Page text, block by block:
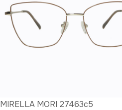
MIRELLA MORI 27463c5